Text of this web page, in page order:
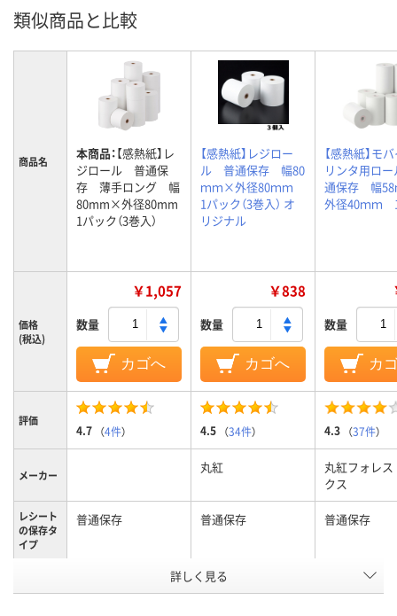
類似商品と比較
商品名 本商品：【感熱紙】レ
ジロール 普通保
存 薄手ロング 幅
80mm×外径80mm
1パック（3巻入）
【感熱紙】レジロー
ル 普通保存 幅80
ｍｍ×外径80ｍｍ
1パック（3巻入） オ
リジナル
【感熱紙】モ
リンタ用ロ
通保存 幅
外径40ｍｍ
価格
(税込)
￥1,057
数量
カゴへ
￥838
数量
カゴへ
数量
カ
評価
4.7 （4件） 4.5 （34件） 4.3 （37件）
メーカー 丸紅
丸紅フォレ
クス
レシート
の保存タ
イプ
普通保存 普通保存 普通保存
レジロール（感熱紙） レジロール（感熱紙） レジロール（
詳しく見る